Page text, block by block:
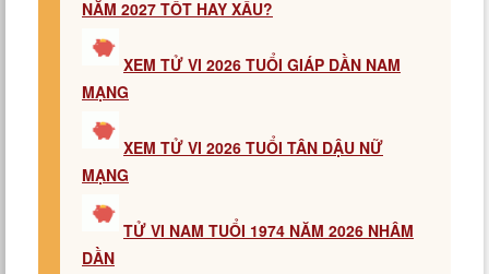
NĂM 2027 TỐT HAY XẤU?
XEM TỬ VI 2026 TUỔI GIÁP DẦN NAM
MẠNG
XEM TỬ VI 2026 TUỔI TÂN DẬU NỮ
MẠNG
TỬ VI NAM TUỔI 1974 NĂM 2026 NHÂM
DẦN